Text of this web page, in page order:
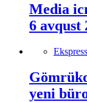
Media
6 avqust
yeni